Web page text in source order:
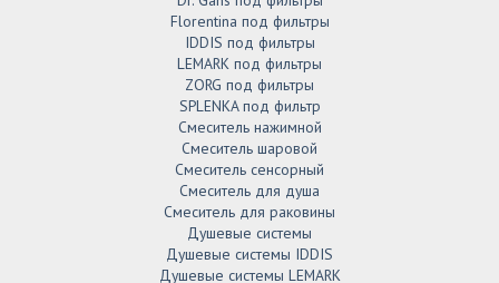
Florentina под фильтры
IDDIS под фильтры
LEMARK под фильтры
ZORG под фильтры
SPLENKA под фильтр
Смеситель нажимной
Смеситель шаровой
Смеситель сенсорный
Смеситель для душа
Смеситель для раковины
Душевые системы
Душевые системы IDDIS
Душевые системы LEMARK